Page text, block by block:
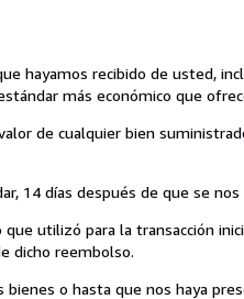
hayamos recibido de usted,
más económico que
de cualquier bien
14 días después de que se
utilizó para la transacción
dicho reembolso.
o hasta que nos haya